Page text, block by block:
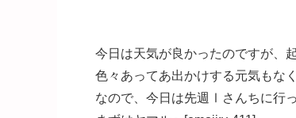
今日は天気が良かったのですが、
色々あってあ出かけする元気もな
なので、今日は先週Ⅰさんちに行